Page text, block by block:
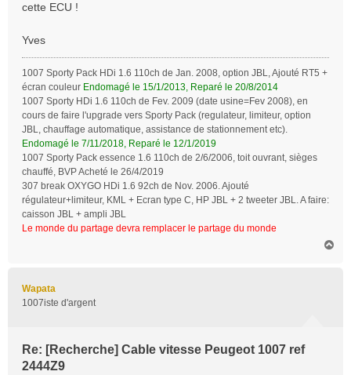
cette ECU !
Yves
1007 Sporty Pack HDi 1.6 110ch de Jan. 2008, option JBL, Ajouté RT5 +
écran couleur Endomagé le 15/1/2013, Reparé le 20/8/2014
1007 Sporty HDi 1.6 110ch de Fev. 2009 (date usine=Fev 2008), en
cours de faire l'upgrade vers Sporty Pack (regulateur, limiteur, option
JBL, chauffage automatique, assistance de stationnement etc).
Endomagé le 7/11/2018, Reparé le 12/1/2019
1007 Sporty Pack essence 1.6 110ch de 2/6/2006, toit ouvrant, sièges
chauffé, BVP Acheté le 26/4/2019
307 break OXYGO HDi 1.6 92ch de Nov. 2006. Ajouté
régulateur+limiteur, KML + Ecran type C, HP JBL + 2 tweeter JBL. A faire:
caisson JBL + ampli JBL
Le monde du partage devra remplacer le partage du monde
Wapata
1007iste d'argent
Re: [Recherche] Cable vitesse Peugeot 1007 ref
2444Z9